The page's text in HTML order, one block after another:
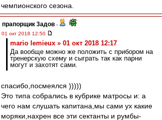
чемпионского сезона.
прапорщик 3адoв -
01 окт 2018 12:50
mario lemieux » 01 окт 2018 12:17
Да вообще можно же положить с прибором на
тренерскую схему и сыграть так как парни
могут и захотят сами.
спасибо,посмеялся )))))
Это типа собрались в кубрике матросы и: а
чего нам слушать капитана,мы сами ух какие
моряки,нахрен все эти сектанты и румбы-